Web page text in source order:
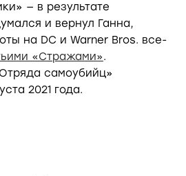
— в результате
и вернул Ганна,
на DC и Warner Bros. все-
«Стражами».
самоубийц»
2021 года.